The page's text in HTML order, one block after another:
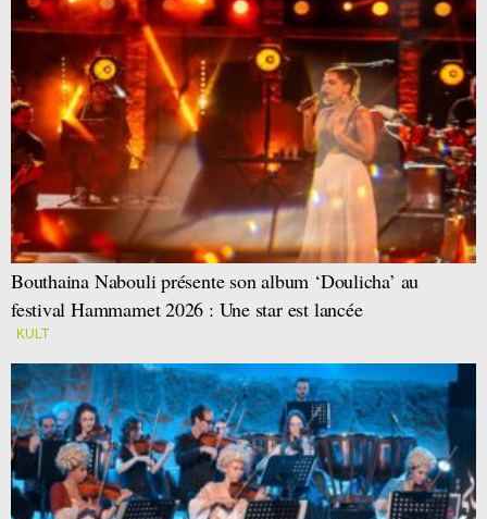
Bouthaina Nabouli présente son album ‘Doulicha’ au
festival Hammamet 2026 : Une star est lancée
KULT